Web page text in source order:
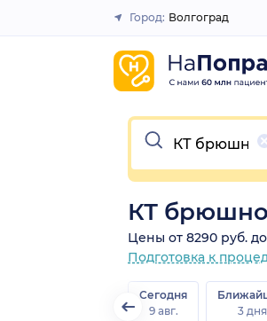
Закрыть
Город: Волгоград
Очистить
КТ
Цены от 8290 руб.
Подготовка к
Сегодня
9 авг.
3 дня